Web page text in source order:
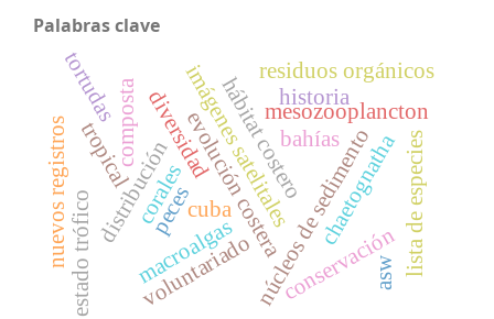
Palabras clave
imágenes satelitalesnúcleos de sedimento
evolución costera
cuba
mesozooplancton
chaetognatha
hábitat costero
diversidad
distribución
tropical lista de especies
macroalgas
corales
peces
historia
conservación
voluntariado
composta
residuos orgánicos
asw
tortudas
estado trófico
bahías
nuevos registros